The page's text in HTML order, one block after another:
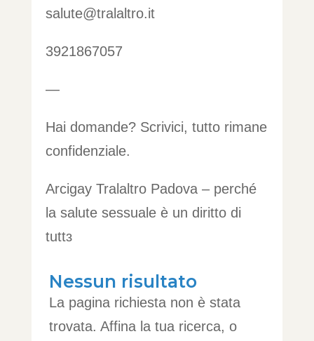
salute@tralaltro.it
3921867057
—
Hai domande? Scrivici, tutto rimane
confidenziale.
Arcigay Tralaltro Padova – perché
la salute sessuale è un diritto di
tuttɜ
Nessun risultato
La pagina richiesta non è stata
trovata. Affina la tua ricerca, o